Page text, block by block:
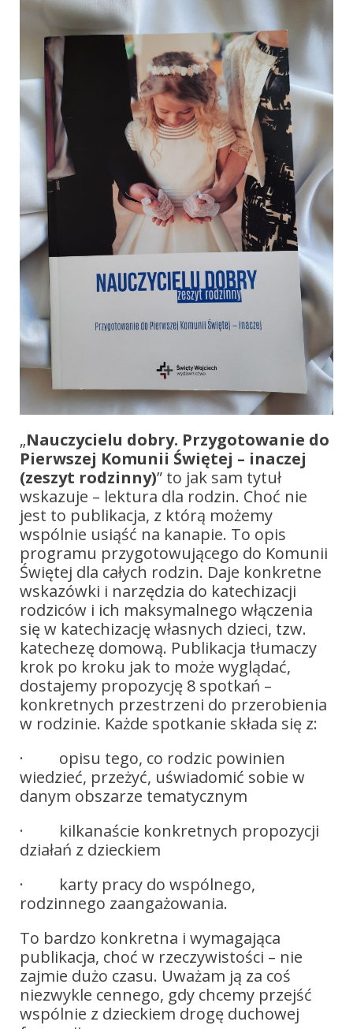
„Nauczycielu dobry. Przygotowanie do
Pierwszej Komunii Świętej – inaczej
(zeszyt rodzinny)” to jak sam tytuł
wskazuje – lektura dla rodzin. Choć nie
jest to publikacja, z którą możemy
wspólnie usiąść na kanapie. To opis
programu przygotowującego do Komunii
Świętej dla całych rodzin. Daje konkretne
wskazówki i narzędzia do katechizacji
rodziców i ich maksymalnego włączenia
się w katechizację własnych dzieci, tzw.
katechezę domową. Publikacja tłumaczy
krok po kroku jak to może wyglądać,
dostajemy propozycję 8 spotkań –
konkretnych przestrzeni do przerobienia
w rodzinie. Każde spotkanie składa się z:
· opisu tego, co rodzic powinien
wiedzieć, przeżyć, uświadomić sobie w
danym obszarze tematycznym
· kilkanaście konkretnych propozycji
działań z dzieckiem
· karty pracy do wspólnego,
rodzinnego zaangażowania.
To bardzo konkretna i wymagająca
publikacja, choć w rzeczywistości – nie
zajmie dużo czasu. Uważam ją za coś
niezwykle cennego, gdy chcemy przejść
wspólnie z dzieckiem drogę duchowej